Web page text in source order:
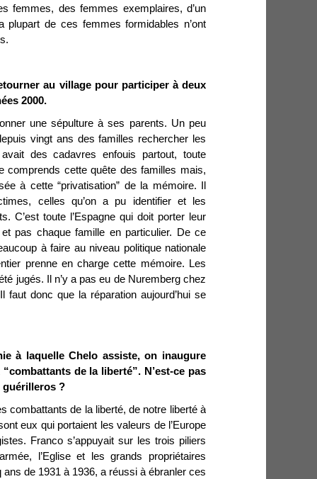
femmes, des femmes exemplaires, d’un
plupart de ces femmes formidables n’ont
au village pour participer à deux
2000.
une sépulture à ses parents. Un peu
vingt ans des familles rechercher les
des cadavres enfouis partout, toute
comprends cette quête des familles mais,
à cette “privatisation” de la mémoire. Il
celles qu’on a pu identifier et les
C’est toute l’Espagne qui doit porter leur
pas chaque famille en particulier. De ce
à faire au niveau politique nationale
prenne en charge cette mémoire. Les
jugés. Il n’y a pas eu de Nuremberg chez
faut donc que la réparation aujourd’hui se
à laquelle Chelo assiste, on inaugure
de la liberté”. N’est-ce pas
guérilleros ?
combattants de la liberté, de notre liberté à
eux qui portaient les valeurs de l’Europe
Franco s’appuyait sur les trois piliers
l’Eglise et les grands propriétaires
de 1931 à 1936, a réussi à ébranler ces